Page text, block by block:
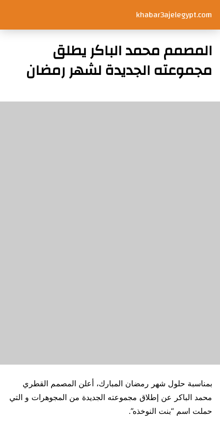
khabar3ajelegypt.com
المصمم محمد الباكر يطلق
مجموعته الجديدة لشهر رمضان
بمناسبة حلول شهر رمضان المبارك، أعلن المصمم القطري
محمد الباكر عن إطلاق مجموعته الجديدة من المجوهرات و التي
حملت اسم “بنت النوخذه”.